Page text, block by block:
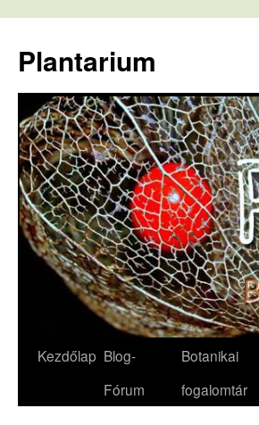
tartalomba
Plantarium
Kezdőlap Blog-
Fórum
Botanikai
fogalomtár